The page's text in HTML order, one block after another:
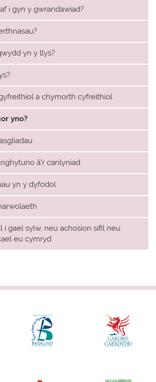
i gyn y gwrandawiad?
yn y llys?
a chymorth cyfreithiol
yno?
â'r canlyniad
yn y dyfodol
i gael sylw, neu achosion sifil neu
eu cymryd